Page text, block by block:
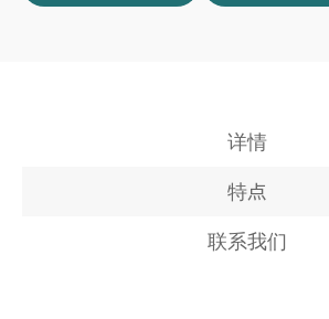
详情
特点
联系我们